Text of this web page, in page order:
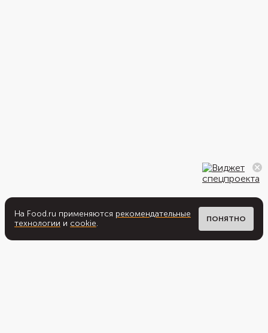
На Food.ru применяются рекомендательные
технологии и cookie. ПОНЯТНО